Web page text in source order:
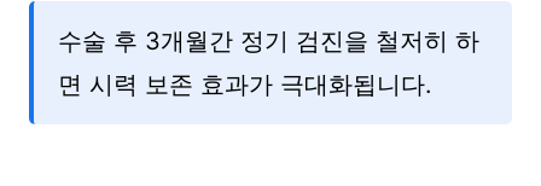
수술 후 3개월간 정기 검진을 철저히 하
면 시력 보존 효과가 극대화됩니다.